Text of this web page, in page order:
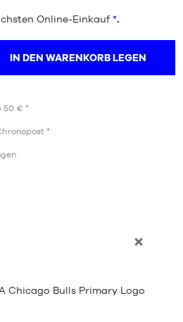
Online-Einkauf *.
IN DEN WARENKORB LEGEN
50 € *
*
Chicago Bulls Primary Logo